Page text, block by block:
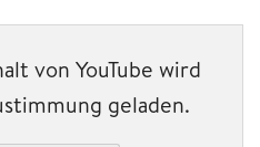
von YouTube wird
geladen.